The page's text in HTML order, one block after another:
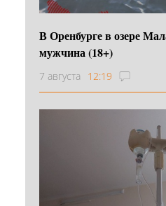
В Оренбурге в озере
мужчина (18+)
7 августа 12:19